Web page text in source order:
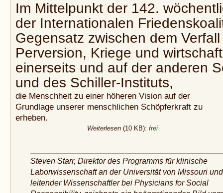
Im Mittelpunkt der 142.
der Internationalen
Gegensatz zwischen dem
Perversion, Kriege und
einerseits und auf der anderen
und des Schiller-Instituts,
die Menschheit zu einer höheren Vision auf der
Grundlage unserer menschlichen Schöpferkraft zu
erheben.
Weiterlesen (10 KB): frei
Steven Starr, Direktor des Programms für klinische
Laborwissenschaft an der Universität von Missouri und
leitender Wissenschaftler bei Physicians for Social